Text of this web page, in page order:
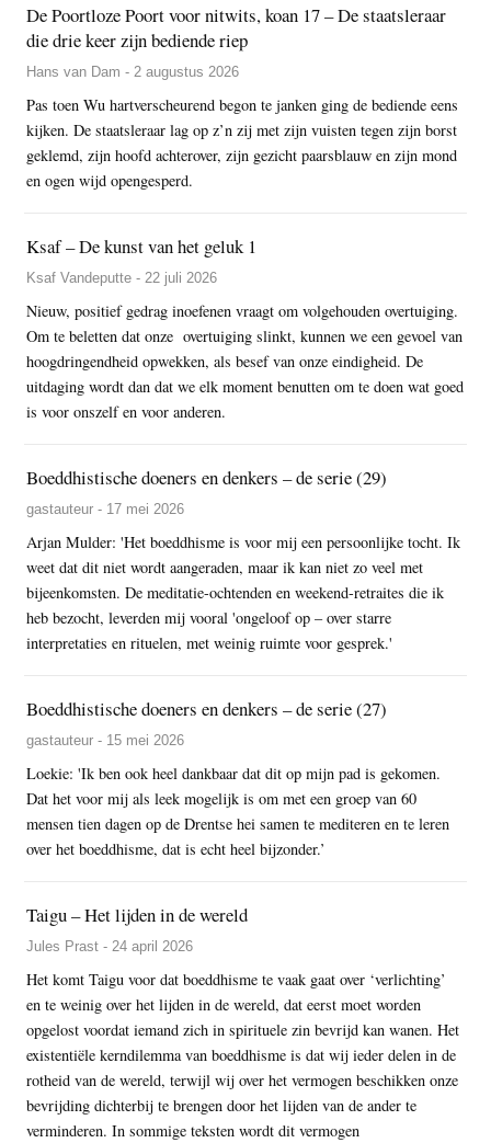
De Poortloze Poort voor nitwits, koan 17 – De staatsleraar
die drie keer zijn bediende riep
Hans van Dam - 2 augustus 2026
Pas toen Wu hartverscheurend begon te janken ging de bediende eens
kijken. De staatsleraar lag op z’n zij met zijn vuisten tegen zijn borst
geklemd, zijn hoofd achterover, zijn gezicht paarsblauw en zijn mond
en ogen wijd opengesperd.
Ksaf – De kunst van het geluk 1
Ksaf Vandeputte - 22 juli 2026
Nieuw, positief gedrag inoefenen vraagt om volgehouden overtuiging.
Om te beletten dat onze overtuiging slinkt, kunnen we een gevoel van
hoogdringendheid opwekken, als besef van onze eindigheid. De
uitdaging wordt dan dat we elk moment benutten om te doen wat goed
is voor onszelf en voor anderen.
Boeddhistische doeners en denkers – de serie (29)
gastauteur - 17 mei 2026
Arjan Mulder: 'Het boeddhisme is voor mij een persoonlijke tocht. Ik
weet dat dit niet wordt aangeraden, maar ik kan niet zo veel met
bijeenkomsten. De meditatie-ochtenden en weekend-retraites die ik
heb bezocht, leverden mij vooral 'ongeloof op – over starre
interpretaties en rituelen, met weinig ruimte voor gesprek.'
Boeddhistische doeners en denkers – de serie (27)
gastauteur - 15 mei 2026
Loekie: 'Ik ben ook heel dankbaar dat dit op mijn pad is gekomen.
Dat het voor mij als leek mogelijk is om met een groep van 60
mensen tien dagen op de Drentse hei samen te mediteren en te leren
over het boeddhisme, dat is echt heel bijzonder.’
Taigu – Het lijden in de wereld
Jules Prast - 24 april 2026
Het komt Taigu voor dat boeddhisme te vaak gaat over ‘verlichting’
en te weinig over het lijden in de wereld, dat eerst moet worden
opgelost voordat iemand zich in spirituele zin bevrijd kan wanen. Het
existentiële kerndilemma van boeddhisme is dat wij ieder delen in de
rotheid van de wereld, terwijl wij over het vermogen beschikken onze
bevrijding dichterbij te brengen door het lijden van de ander te
verminderen. In sommige teksten wordt dit vermogen